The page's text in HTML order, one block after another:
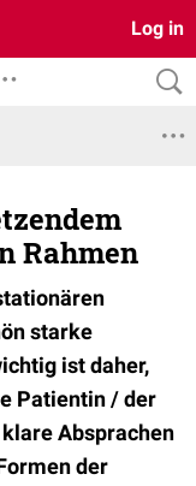
Log in
Rahmen
starke
ist daher,
Patientin / der
Absprachen
der